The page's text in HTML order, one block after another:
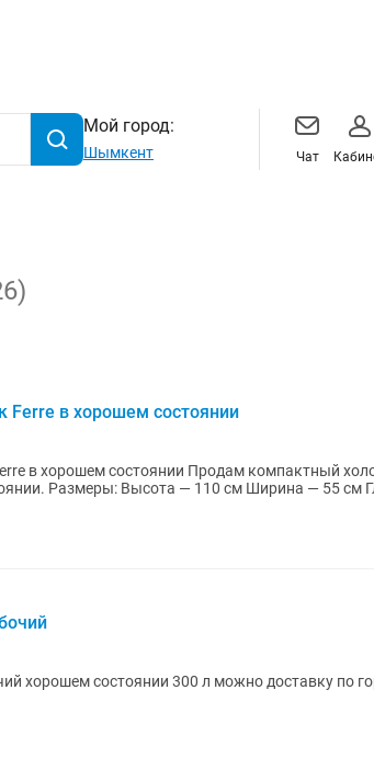
Мой город:
Шымкент Чат
Ferre в хорошем состоянии
Продам компактный холодильник Ferre в
— 55 см ✔️
хорошем состоянии 300 л можно доставку по